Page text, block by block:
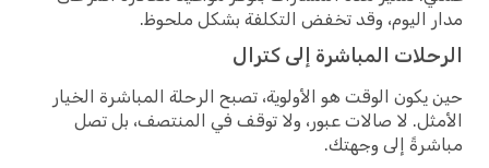
مدار اليوم، وقد تخفض التكلفة بشكل ملحوظ.
الرحلات المباشرة إلى كترال
حين يكون الوقت هو الأولوية، تصبح الرحلة المباشرة الخيار
الأمثل. لا صالات عبور، ولا توقف في المنتصف، بل تصل
مباشرةً إلى وجهتك.